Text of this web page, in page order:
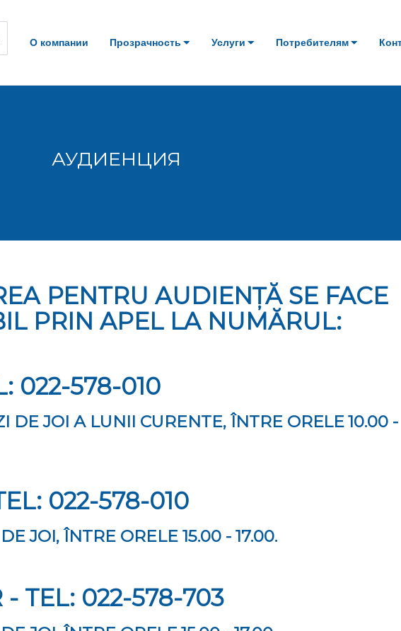
О компании Прозрачность Услуги Потребителям
АУДИЕНЦИЯ
РЕNTRU AUDIENȚĂ SE FACE
PRIN APEL LA NUMĂRUL:
022-578-010
DE JOI А LUNII CURENTE, ÎNTRE ОRЕLЕ 10.00 -
022-578-010
JOI, ÎNTRE ORELE 15.00 - 17.00.
ТЕL: 022-578-703